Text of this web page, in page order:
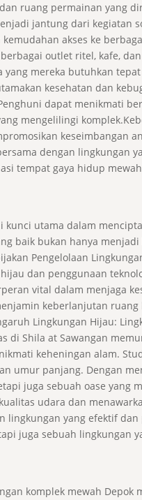
ruang permainan yang
jantung dari kegiatan
akses ke
outlet ritel, kafe,
yang mereka butuhkan
kesehatan dan
dapat menikmati
mengelilingi
keseimbangan
dengan lingkungan
tempat gaya hidup
utama dalam
baik bukan hanya
Pengelolaan
dan penggunaan
vital dalam menjaga
keberlanjutan
Lingkungan Hijau:
di Shila at Sawangan
keheningan alam.
umur panjang. Dengan
juga sebuah oase yang
udara dan
lingkungan yang efektif dan
juga sebuah lingkungan
komplek mewah Depok